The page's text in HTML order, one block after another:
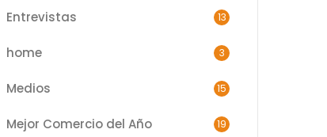
Entrevistas 13
home 3
Medios 15
Mejor Comercio del Año 19